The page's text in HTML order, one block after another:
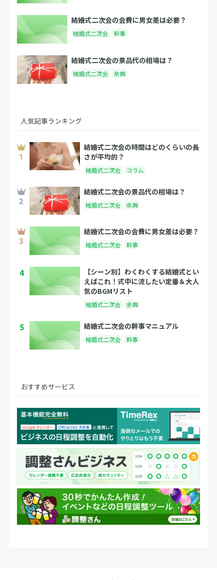
結婚式二次会の会費に男女差は必要？
結婚式二次会 幹事
結婚式二次会の景品代の相場は？
結婚式二次会 余興
人気記事ランキング
結婚式二次会の時間はどのくらいの長
さが平均的？
結婚式二次会 コラム
結婚式二次会の景品代の相場は？
結婚式二次会 余興
結婚式二次会の会費に男女差は必要？
結婚式二次会 幹事
4
【シーン別】わくわくする結婚式とい
えばこれ！式中に流したい定番＆大人
気のBGMリスト
結婚式二次会 余興
5 結婚式二次会の幹事マニュアル
結婚式二次会 幹事
おすすめサービス